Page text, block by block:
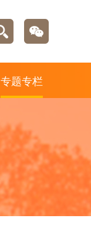
专题专栏
记使命”主题
教育
“两学一做”学
习教育专题
学习贯彻习近
平新时代中国